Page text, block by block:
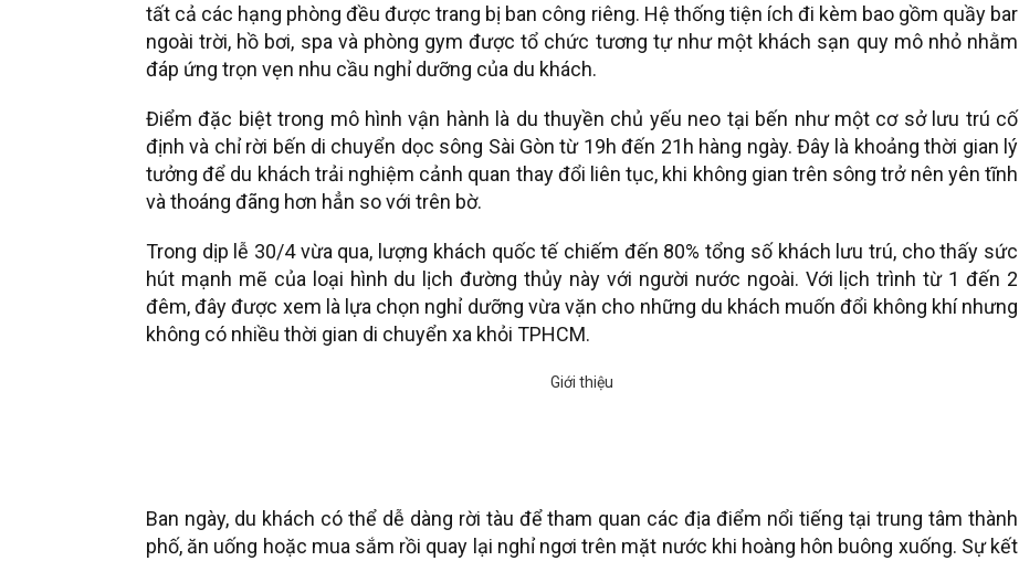
tất cả các hạng phòng đều được trang bị ban công riêng. Hệ thống tiện ích đi kèm bao gồm quầy bar
ngoài trời, hồ bơi, spa và phòng gym được tổ chức tương tự như một khách sạn quy mô nhỏ nhằm
đáp ứng trọn vẹn nhu cầu nghỉ dưỡng của du khách.
Điểm đặc biệt trong mô hình vận hành là du thuyền chủ yếu neo tại bến như một cơ sở lưu trú cố
định và chỉ rời bến di chuyển dọc sông Sài Gòn từ 19h đến 21h hàng ngày. Đây là khoảng thời gian lý
tưởng để du khách trải nghiệm cảnh quan thay đổi liên tục, khi không gian trên sông trở nên yên tĩnh
và thoáng đãng hơn hẳn so với trên bờ.
Trong dịp lễ 30/4 vừa qua, lượng khách quốc tế chiếm đến 80% tổng số khách lưu trú, cho thấy sức
hút mạnh mẽ của loại hình du lịch đường thủy này với người nước ngoài. Với lịch trình từ 1 đến 2
đêm, đây được xem là lựa chọn nghỉ dưỡng vừa vặn cho những du khách muốn đổi không khí nhưng
không có nhiều thời gian di chuyển xa khỏi TPHCM.
Ban ngày, du khách có thể dễ dàng rời tàu để tham quan các địa điểm nổi tiếng tại trung tâm thành
phố, ăn uống hoặc mua sắm rồi quay lại nghỉ ngơi trên mặt nước khi hoàng hôn buông xuống. Sự kết